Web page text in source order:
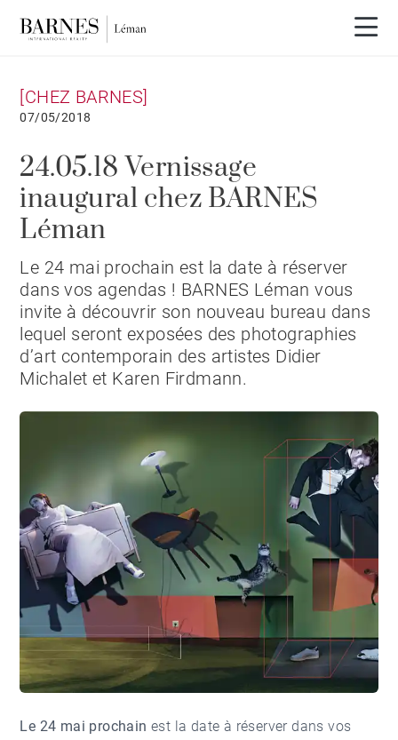
[CHEZ BARNES]
07/05/2018
24.05.18 Vernissage
inaugural chez BARNES
Léman
Le 24 mai prochain est la date à réserver
dans vos agendas ! BARNES Léman vous
invite à découvrir son nouveau bureau dans
lequel seront exposées des photographies
d’art contemporain des artistes Didier
Michalet et Karen Firdmann.
Le 24 mai prochainest la date à réserver dans vos